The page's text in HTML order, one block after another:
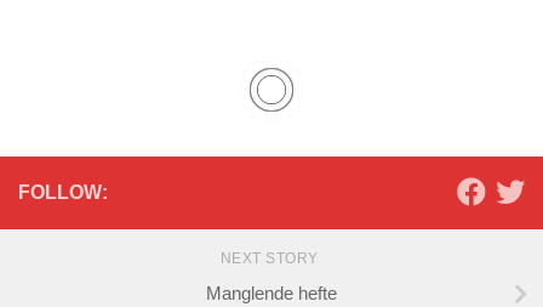
FOLLOW:
NEXT STORY
Manglende hefte